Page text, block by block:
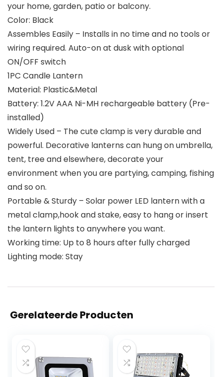
your home, garden, patio or balcony.
Color: Black
Assembles Easily – Installs in no time and no tools or
wiring required. Auto-on at dusk with optional
ON/OFF switch
1PC Candle Lantern
Material: Plastic&Metal
Battery: 1.2V AAA Ni-MH rechargeable battery (Pre-
installed)
Widely Used – The cute clamp is very durable and
powerful. Decorative lanterns can hung on umbrella,
tent, tree and elsewhere, decorate your
environment when you are partying, camping, fishing
and so on.
Portable & Sturdy – Solar power LED lantern with a
metal clamp,hook and stake, easy to hang or insert
the lantern lights to anywhere you want.
Working time: Up to 8 hours after fully charged
Lighting mode: Stay
Gerelateerde Producten